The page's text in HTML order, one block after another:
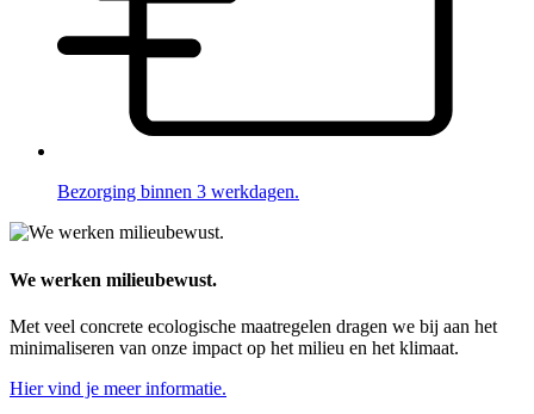
Bezorging binnen 3 werkdagen.
We werken milieubewust.
Met veel concrete ecologische maatregelen dragen we bij aan het
minimaliseren van onze impact op het milieu en het klimaat.
Hier vind je meer informatie.